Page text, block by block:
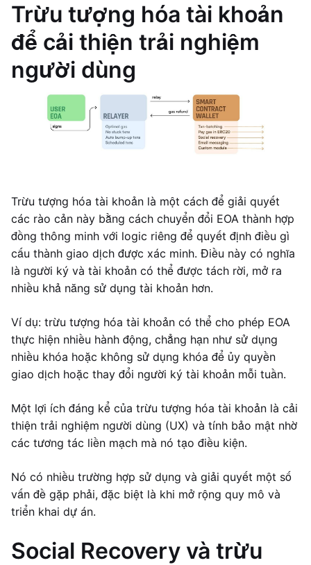
Trừu tượng hóa tài khoản
để cải thiện trải nghiệm
người dùng
Trừu tượng hóa tài khoản là một cách để giải quyết
các rào cản này bằng cách chuyển đổi EOA thành hợp
đồng thông minh với logic riêng để quyết định điều gì
cấu thành giao dịch được xác minh. Điều này có nghĩa
là người ký và tài khoản có thể được tách rời, mở ra
nhiều khả năng sử dụng tài khoản hơn.
Ví dụ: trừu tượng hóa tài khoản có thể cho phép EOA
thực hiện nhiều hành động, chẳng hạn như sử dụng
nhiều khóa hoặc không sử dụng khóa để ủy quyền
giao dịch hoặc thay đổi người ký tài khoản mỗi tuần.
Một lợi ích đáng kể của trừu tượng hóa tài khoản là cải
thiện trải nghiệm người dùng (UX) và tính bảo mật nhờ
các tương tác liền mạch mà nó tạo điều kiện.
Nó có nhiều trường hợp sử dụng và giải quyết một số
vấn đề gặp phải, đặc biệt là khi mở rộng quy mô và
triển khai dự án.
Social Recovery và trừu